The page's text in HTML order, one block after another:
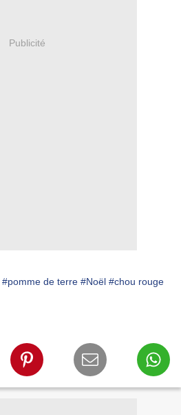
Publicité
#pomme de terre #Noël #chou rouge